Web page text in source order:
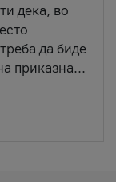
дека, во
да биде
приказна...